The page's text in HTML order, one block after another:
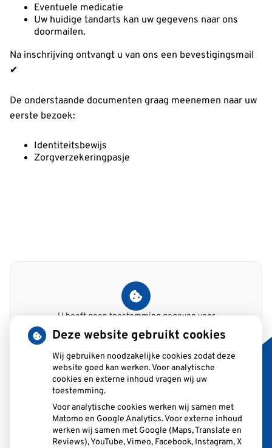
Eventuele medicatie
Uw huidige tandarts kan uw gegevens naar ons
doormailen.
Na inschrijving ontvangt u van ons een bevestigingsmail
✔
De onderstaande documenten graag meenemen naar uw
eerste bezoek:
Identiteitsbewijs
Zorgverzekeringpasje
U heeft geen toestemming gegeven voor
externe inhoud
die nodig is om dit te
zien.
Cookie-instellingen wijzigen
Adresgegevens
Deze website gebruikt cookies
Wij gebruiken noodzakelijke cookies zodat deze
website goed kan werken. Voor analytische
cookies en externe inhoud vragen wij uw
toestemming.
Voor analytische cookies werken wij samen met
Matomo en Google Analytics. Voor externe inhoud
werken wij samen met Google (Maps, Translate en
Reviews), YouTube, Vimeo, Facebook, Instagram, X